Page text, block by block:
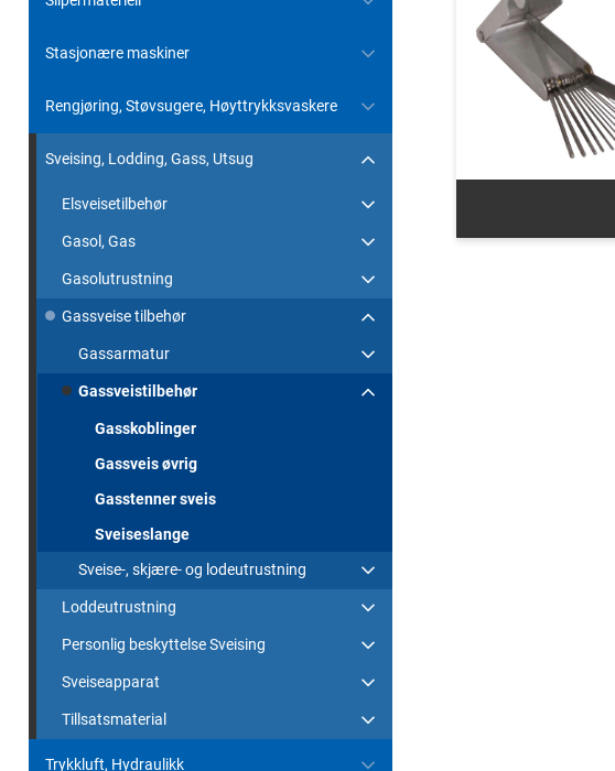
Stasjonære maskiner
Rengjøring, Støvsugere, Høyttrykksvaskere
Sveising, Lodding, Gass, Utsug
Elsveisetilbehør
Gasol, Gas
Gasolutrustning
Gassveise tilbehør
Gassarmatur
Gassveistilbehør
Gasskoblinger
Gassveis øvrig
Gasstenner sveis
Sveiseslange
Sveise-, skjære- og lodeutrustning
Loddeutrustning
Personlig beskyttelse Sveising
Sveiseapparat
Tillsatsmaterial
Trykkluft, Hydraulikk